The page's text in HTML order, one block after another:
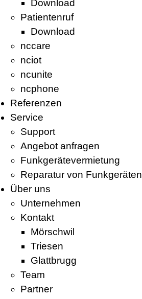
Download
Patientenruf
Download
nccare
nciot
ncunite
ncphone
Referenzen
Service
Support
Angebot anfragen
Funkgerätevermietung
Reparatur von Funkgeräten
Über uns
Unternehmen
Kontakt
Mörschwil
Triesen
Glattbrugg
Team
Partner